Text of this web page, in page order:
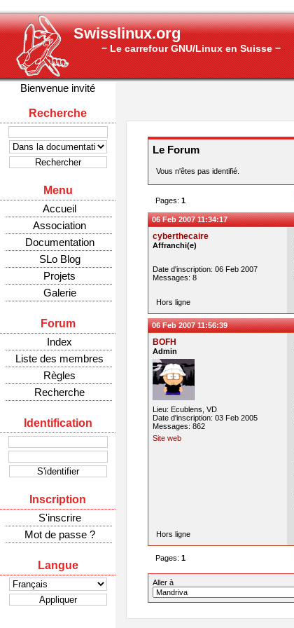
Swisslinux.org
− Le carrefour GNU/Linux en Suisse −
Bienvenue invité
Recherche
Menu
Accueil
Association
Documentation
SLo Blog
Projets
Galerie
Forum
Index
Liste des membres
Règles
Recherche
Identification
Inscription
S'inscrire
Mot de passe ?
Langue
Le Forum
Vous n'êtes pas identifié.
Pages: 1
06 Feb 2007 11:34:17
cyberthecaire
Affranchi(e)
Date d'inscription: 06 Feb 2007
Messages: 8
Hors ligne
06 Feb 2007 11:56:39
BOFH
Admin
Lieu: Ecublens, VD
Date d'inscription: 03 Feb 2005
Messages: 862
Site web
Hors ligne
Pages: 1
Aller à